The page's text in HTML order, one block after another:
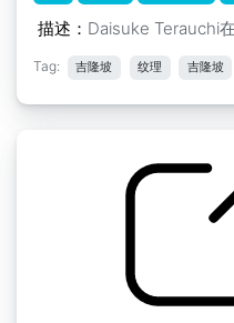
描述： Daisuke Terauchi
Tag: 吉隆坡 纹理 吉隆坡